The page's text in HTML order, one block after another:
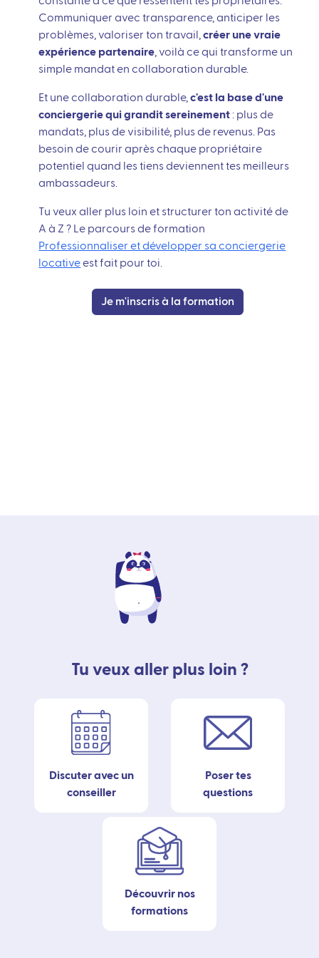
Communiquer avec transparence, anticiper les
problèmes, valoriser ton travail,créer une vraie
expérience partenaire , voilà ce qui transforme un
simple mandat en collaboration durable.
Et une collaboration durable,c'est la base d'une
conciergerie qui grandit sereinement : plus de
mandats, plus de visibilité, plus de revenus. Pas
besoin de courir après chaque propriétaire
potentiel quand les tiens deviennent tes meilleurs
ambassadeurs.
Tu veux aller plus loin et structurer ton activité de
A à Z ? Le parcours de formation
Professionnaliser et développer sa conciergerie
locativeest fait pour toi.
Je m'inscris à la formation
Tu veux aller plus loin ?
Discuter avec un
conseiller
Poser tes
questions
Découvrir nos
formations